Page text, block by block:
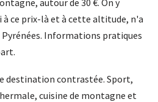
autour de 30 €. On y
à ce prix-là et à cette altitude, n'a
Pyrénées. Informations pratiques
destination contrastée. Sport,
cuisine de montagne et